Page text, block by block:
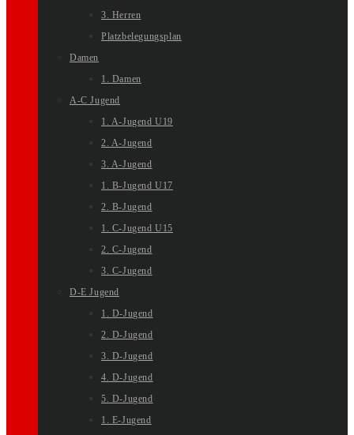
3. Herren
Platzbelegungsplan
Damen
1. Damen
A-C Jugend
1. A-Jugend U19
2. A-Jugend
3. A-Jugend
1. B-Jugend U17
2. B-Jugend
1. C-Jugend U15
2. C-Jugend
3. C-Jugend
D-E Jugend
1. D-Jugend
2. D-Jugend
3. D-Jugend
4. D-Jugend
5. D-Jugend
1. E-Jugend